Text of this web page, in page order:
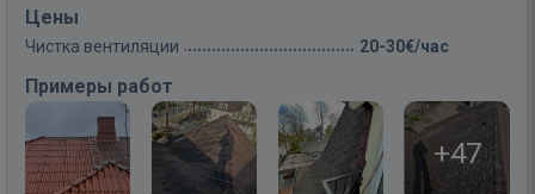
Цены
Чистка вентиляции 20-30€/час
Примеры работ
+47